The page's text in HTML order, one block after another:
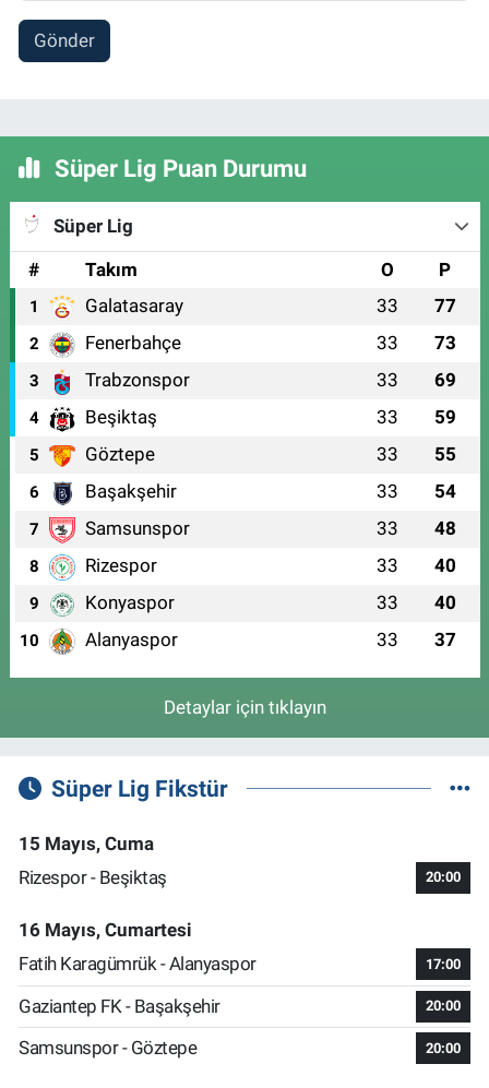
Gönder
Süper Lig Puan Durumu
Süper Lig
#
Takım O P
1 Galatasaray 33 77
2 Fenerbahçe 33 73
3 Trabzonspor 33 69
4 Beşiktaş 33 59
5 Göztepe 33 55
6 Başakşehir 33 54
7 Samsunspor 33 48
8 Rizespor 33 40
9 Konyaspor 33 40
10 Alanyaspor 33 37
Detaylar için tıklayın
Süper Lig Fikstür
15 Mayıs, Cuma
Rizespor - Beşiktaş
20:00
16 Mayıs, Cumartesi
Fatih Karagümrük - Alanyaspor
17:00
Gaziantep FK - Başakşehir 20:00
Samsunspor - Göztepe 20:00